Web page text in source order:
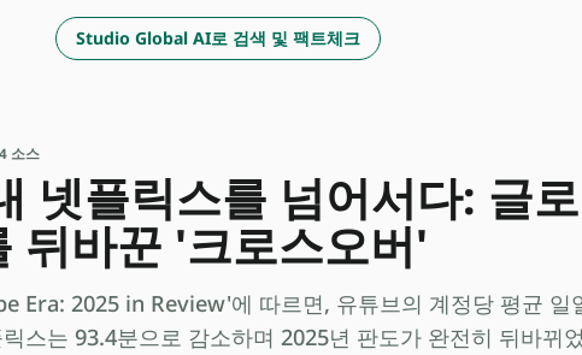
Studio Global AI로 검색 및 팩트체크
소스
넷플릭스를 넘어서다: 글
뒤바꾼 '크로스오버'
Era: 2025 in Review'에 따르면, 유튜브의 계정당 평균 일
스는 93.4분으로 감소하며 2025년 판도가 완전히 뒤바뀌